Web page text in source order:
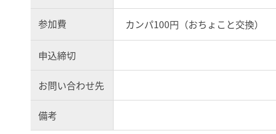
参加費 カンパ100円（おちょこと交換）
申込締切
お問い合わせ先
備考